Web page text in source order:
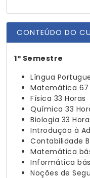
CONTEÚDO DO
1º Semestre
Língua
Matemática 67
Física 33 Horas
Química 33
Biologia 33
Introdução à
Contabilidade
Matemática
Informática
Noções de